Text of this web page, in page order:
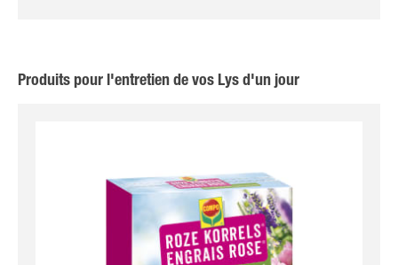
Produits pour l'entretien de vos Lys d'un jour